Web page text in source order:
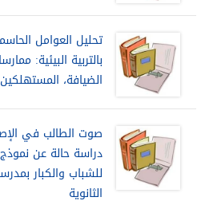
تحليل العوامل
بالتربية البيئية:
الضيافة،
صوت الطالب في
دراسة حالة عن
للشباب والكبار
الثانوية